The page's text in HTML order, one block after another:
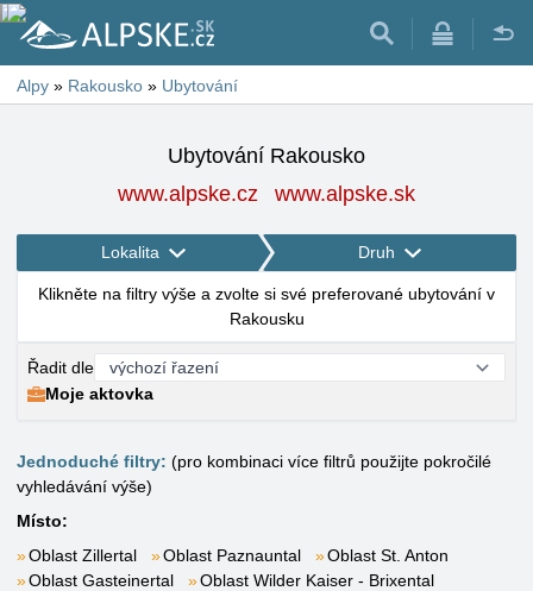
Alpy » Rakousko » Ubytování
Ubytování Rakousko
www.alpske.cz
www.alpske.sk
Lokalita Druh
Klikněte na filtry výše a zvolte si své preferované ubytování v
Rakousku
Řadit dle
Moje aktovka
Jednoduché filtry: (pro kombinaci více filtrů použijte pokročilé
vyhledávání výše)
Místo:
Oblast Zillertal
Oblast Paznauntal
Oblast St. Anton
Oblast Gasteinertal
Oblast Wilder Kaiser - Brixental